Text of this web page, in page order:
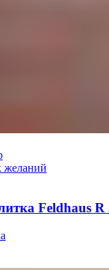
желаний
Feldhaus